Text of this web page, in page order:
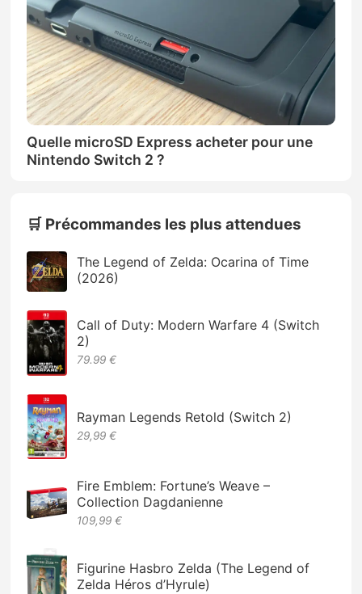
Quelle microSD Express acheter pour une
Nintendo Switch 2 ?
🛒 Précommandes les plus attendues
The Legend of Zelda: Ocarina of Time
(2026)
Call of Duty: Modern Warfare 4 (Switch
2)
79.99 €
Rayman Legends Retold (Switch 2)
29,99 €
Fire Emblem: Fortune’s Weave –
Collection Dagdanienne
109,99 €
Figurine Hasbro Zelda (The Legend of
Zelda Héros d’Hyrule)